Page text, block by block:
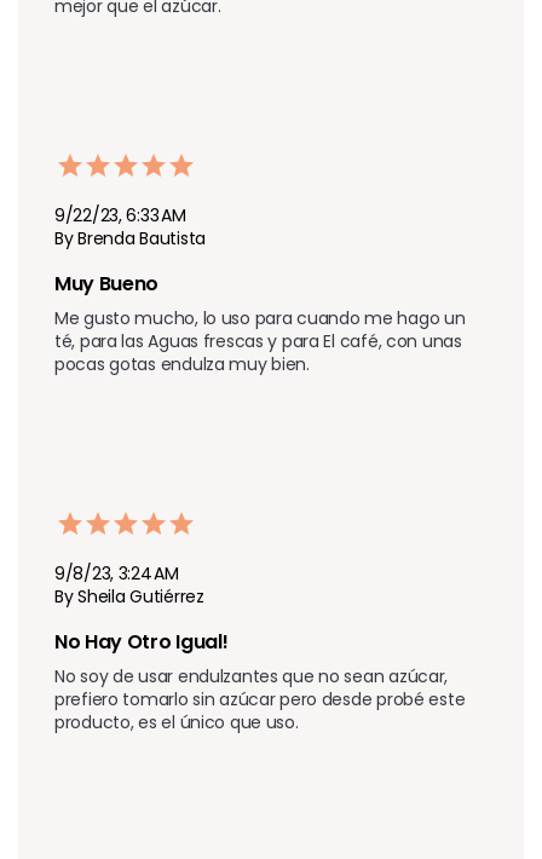
mejor que el azúcar.
9/22/23, 6:33 AM
By Brenda Bautista
Muy Bueno
Me gusto mucho, lo uso para cuando me hago un
té, para las Aguas frescas y para El café, con unas
pocas gotas endulza muy bien.
9/8/23, 3:24 AM
By Sheila Gutiérrez
No Hay Otro Igual!
No soy de usar endulzantes que no sean azúcar,
prefiero tomarlo sin azúcar pero desde probé este
producto, es el único que uso.